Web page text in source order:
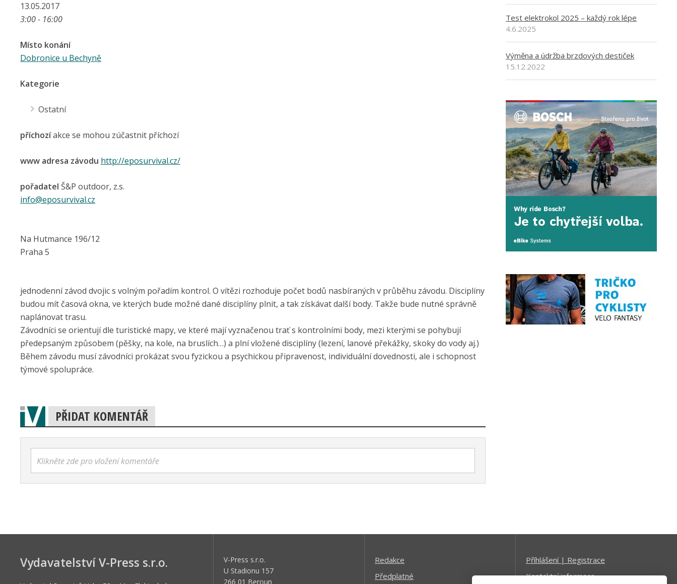
13.05.2017
3:00 - 16:00
Místo konání
Dobronice u Bechyně
Kategorie
Ostatní
příchozíakce se mohou zúčastnit příchozí
www adresa závodu http://eposurvival.cz/
pořadatel Š&P outdoor, z.s.
info@eposurvival.cz
Na Hutmance 196/12
Praha 5
jednodenní závod dvojic s volným pořadím kontrol. O vítězi rozhoduje počet bodů nasbíraných v průběhu závodu. Disciplíny
budou mít časová okna, ve kterých bude možné dané disciplíny plnit, a tak získávat další body. Takže bude nutné správně
naplánovat trasu.
Závodníci se orientují dle turistické mapy, ve které mají vyznačenou trať s kontrolními body, mezi kterými se pohybují
předepsaným způsobem (pěšky, na kole, na bruslích…) a plní vložené disciplíny (lezení, lanové překážky, skoky do vody aj.)
Během závodu musí závodníci prokázat svou fyzickou a psychickou připravenost, individuální dovednosti, ale i schopnost
týmové spolupráce.
PŘIDAT KOMENTÁŘ
Klikněte zde pro vložení komentáře
Test elektrokol 2025 – každý rok lépe
4.6.2025
Výměna a údržba brzdových destiček
15.12.2022
Vydavatelství V-Press s.r.o.
V-Press s.r.o.
U Stadionu 157
266 01 Beroun
Redakce
Předplatné
Příhlášení | Registrace
Kontaktní informace